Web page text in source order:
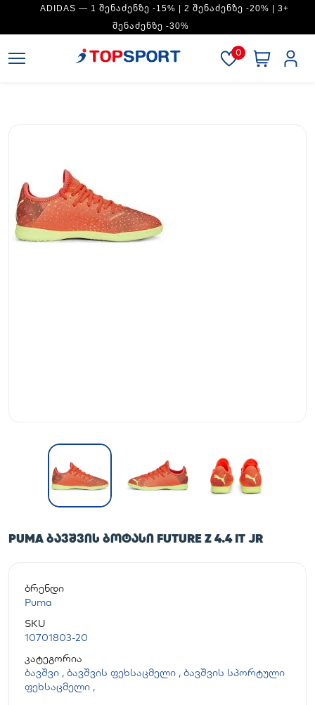
ADIDAS — 1 ᲨᲔᲜᲐᲫᲔᲜᲖᲔ -15% | 2 ᲨᲔᲜᲐᲫᲔᲜᲖᲔ -20% | 3+
ᲨᲔᲜᲐᲫᲔᲜᲖᲔ -30%
0
PUMA ᲑᲐᲕᲨᲕᲘᲡ ᲑᲝᲢᲐᲡᲘ FUTURE Z 4.4 IT JR
ბრენდი
Puma
SKU
10701803-20
კატეგორია
ბავშვი , ბავშვის ფეხსაცმელი , ბავშვის სპორტული
ფეხსაცმელი ,